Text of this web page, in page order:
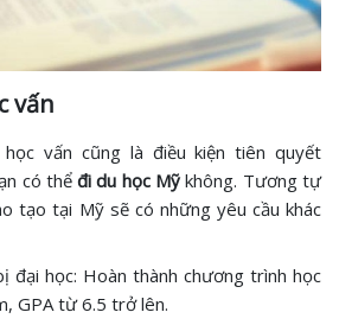
vấn
học vấn cũng là điều kiện tiên quyết
có thểđi du học Mỹ không. Tương tự
tạo tại Mỹ sẽ có những yêu cầu khác
đại học: Hoàn thành chương trình học
GPA từ 6.5 trở lên.